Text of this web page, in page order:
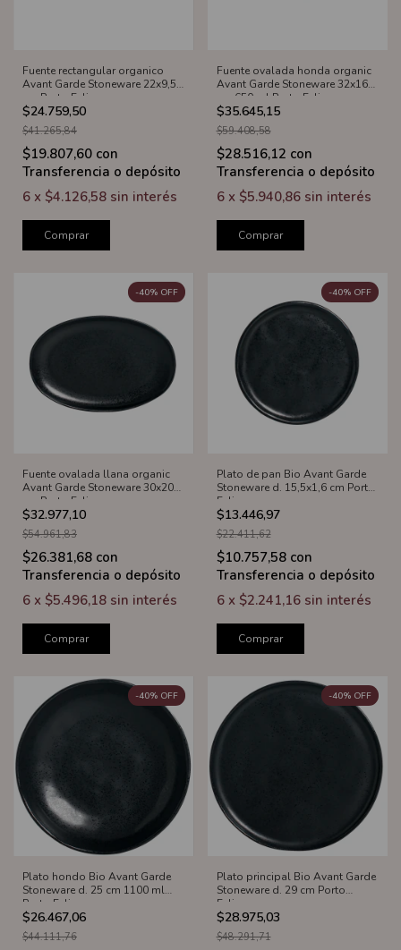
Fuente rectangular organico
Avant Garde Stoneware 22x9,5
cm Porto Eclipse
$24.759,50
$41.265,84
$19.807,60 con
Transferencia o depósito
6 x $4.126,58 sin interés
Comprar
Fuente ovalada honda organic
Avant Garde Stoneware 32x16
cm 650 ml Porto Eclipse
$35.645,15
$59.408,58
$28.516,12 con
Transferencia o depósito
6 x $5.940,86 sin interés
Comprar
Fuente ovalada llana organic
Avant Garde Stoneware 30x20
cm Porto Eclipse
$32.977,10
-40% OFF
$54.961,83
$26.381,68 con
Transferencia o depósito
6 x $5.496,18 sin interés
Comprar
Plato de pan Bio Avant Garde
Stoneware d. 15,5x1,6 cm Porto
Eclipse
$13.446,97
-40% OFF
$22.411,62
$10.757,58 con
Transferencia o depósito
6 x $2.241,16 sin interés
Comprar
Plato hondo Bio Avant Garde
Stoneware d. 25 cm 1100 ml
Porto Eclipse
$26.467,06
-40% OFF
$44.111,76
Plato principal Bio Avant Garde
Stoneware d. 29 cm Porto
Eclipse
$28.975,03
-40% OFF
$48.291,71